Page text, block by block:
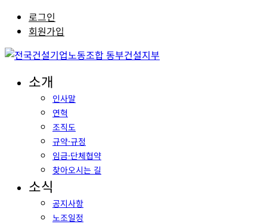
로그인
회원가입
소개
인사말
연혁
조직도
규약·규정
임금·단체협약
찾아오시는 길
소식
공지사항
노조일정